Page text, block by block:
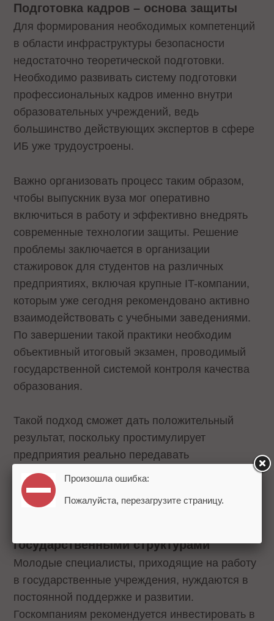
Подготовка кадров – основа защиты
Для формирования необходимых компетенций
в области инфраструктуры безопасности
недостаточно теоретической подготовки.
Необходимо развивать систему подготовки
профессиональных кадров именно внутри
образовательных учреждений, ведь
большинство действующих экспертов в сфере
ИБ уже трудоустроены.
Важно организовать процесс таким образом,
чтобы выпускник вуза мог оперативно
включиться в работу и эффективно внедрять
современные технологии защиты. Решение
проблемы заключается в организации
стажировок для студентов на различных
предприятиях, включая крупные IT-компании,
которым уже сегодня рекомендовано активно
взаимодействовать с учебными заведениями.
По завершении такой практики необходим
объективный итоговый экзамен, проводимый
государственной системой контроля качества
образования.
Такой подход сможет дать положительный
результат, поскольку простимулирует
предприятия реально передавать
необходимые компетенции стажерам, а не
только формально зачислять их.
государственными структурами
Молодые специалисты, приходящие на работу
в государственные учреждения, нуждаются в
постоянной поддержке и развитии.
Госкомпаниям рекомендуется инвестировать в
Произошла ошибка:
Пожалуйста, перезагрузите страницу.